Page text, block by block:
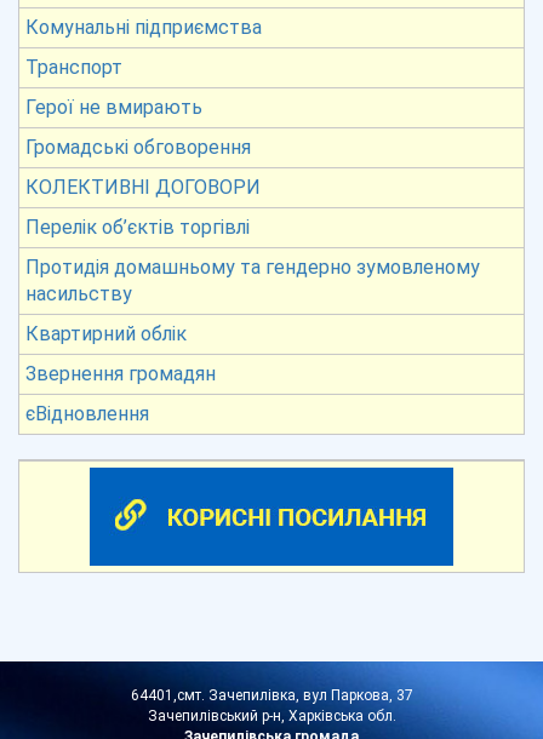
Комунальні підприємства
Транспорт
Герої не вмирають
Громадські обговорення
КОЛЕКТИВНІ ДОГОВОРИ
Перелік об’єктів торгівлі
Протидія домашньому та гендерно зумовленому
насильству
Квартирний облік
Звернення громадян
єВідновлення
64401,смт. Зачепилівка, вул Паркова, 37
Зачепилівський р-н, Харківська обл.